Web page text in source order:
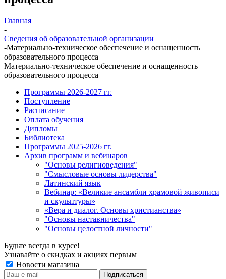
Главная
-
Сведения об образовательной организации
-Материально-техническое обеспечение и оснащенность
образовательного процесса
Материально-техническое обеспечение и оснащенность
образовательного процесса
Программы 2026-2027 гг.
Поступление
Расписание
Оплата обучения
Дипломы
Библиотека
Программы 2025-2026 гг.
Архив программ и вебинаров
"Основы религиоведения"
"Смысловые основы лидерства"
Латинский язык
Вебинар: «Великие ансамбли храмовой живописи
и скульптуры»
«Вера и диалог. Основы христианства»
"Основы наставничества"
"Основы целостной личности"
Будьте всегда в курсе!
Узнавайте о скидках и акциях первым
Новости магазина